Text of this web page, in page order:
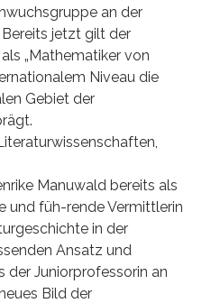
an der
jetzt gilt der
„Mathematiker von
Niveau die
Gebiet der
Manuwald bereits als
und füh-rende Vermittlerin
in der
Ansatz und
der Juniorprofessorin an
Bild der